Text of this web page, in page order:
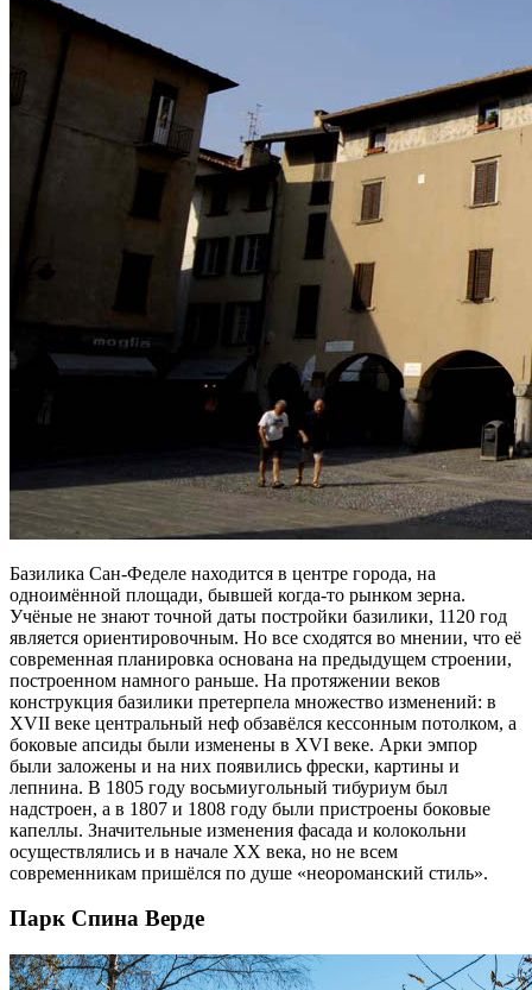
Базилика Сан-Феделе находится в центре города, на
одноимённой площади, бывшей когда-то рынком зерна.
Учёные не знают точной даты постройки базилики, 1120 год
является ориентировочным. Но все сходятся во мнении, что её
современная планировка основана на предыдущем строении,
построенном намного раньше. На протяжении веков
конструкция базилики претерпела множество изменений: в
XVII веке центральный неф обзавёлся кессонным потолком, а
боковые апсиды были изменены в XVI веке. Арки эмпор
были заложены и на них появились фрески, картины и
лепнина. В 1805 году восьмиугольный тибуриум был
надстроен, а в 1807 и 1808 году были пристроены боковые
капеллы. Значительные изменения фасада и колокольни
осуществлялись и в начале XX века, но не всем
современникам пришёлся по душе «неороманский стиль».
Парк Спина Верде